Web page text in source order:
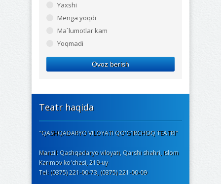
Yaxshi
Menga yoqdi
Ma`lumotlar kam
Yoqmadi
Ovoz berish
Teatr haqida
"QASHQADARYO VILOYATI QO'G'IRCHOQ TEATRI"
Manzil: Qashqadaryo viloyati, Qarshi shahri, Islom
Karimov ko'chasi, 219-uy
Tel: (0375) 221-00-73, (0375) 221-00-09